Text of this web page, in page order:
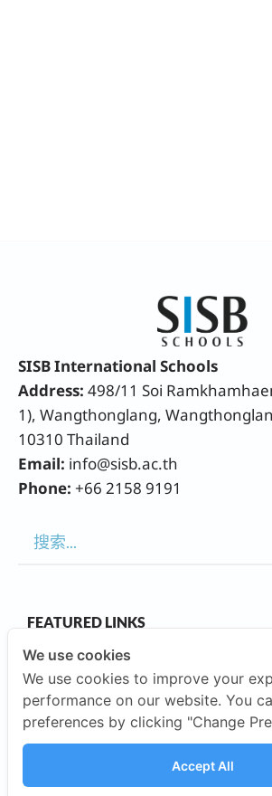
SISB International Schools
Address:498/11 Soi
1), Wangthonglang,
10310 Thailand
Email: info@sisb.ac.th
Phone: +66 2158 9191
FEATURED LINKS
OUR CAMPUSES
We use cookies
We use cookies to improve your
performance on our website. You
preferences by clicking "Change
Accept All